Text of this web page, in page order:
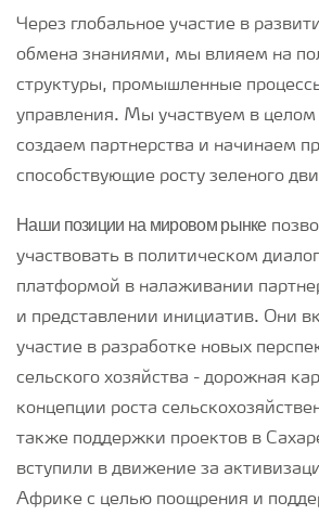
Через глобальное участие в
обмена знаниями, мы влияем на
структуры, промышленные
управления. Мы участвуем в целом
создаем партнерства и начинаем
способствующие росту зеленого
Наши позиции на мировом рынке
участвовать в политическом
платформой в налаживании
и представлении инициатив. Они
участие в разработке новых
сельского хозяйства - дорожная
концепции роста
также поддержки проектов в
вступили в движение за
Африке с целью поощрения и